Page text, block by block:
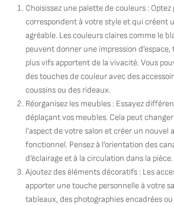
Choisissez une palette de couleurs :
correspondent à votre style et qui créent
agréable. Les couleurs claires comme le
peuvent donner une impression
plus vifs apportent de la vivacité. Vous
des touches de couleur avec des
coussins ou des rideaux.
Réorganisez les meubles : Essayez
déplaçant vos meubles. Cela peut
l’aspect de votre salon et créer un nouvel
fonctionnel. Pensez à l’orientation des
d’éclairage et à la circulation dans la pièce.
Ajoutez des éléments décoratifs : Les
apporter une touche personnelle à votre
tableaux, des photographies encadrées